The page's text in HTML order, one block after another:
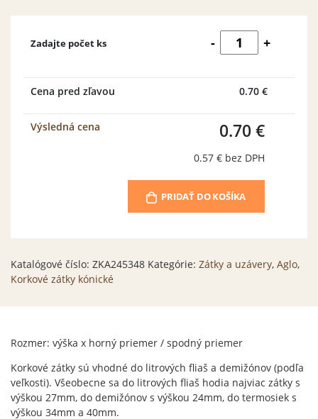
Zadajte počet ks -
Korková
AGLO
+
Cena pred zľavou 0.70 €
Výsledná cena 0.70 €
0.57 € bez DPH
PRIDAŤ DO KOŠÍKA
Katalógové číslo: ZKA245348 Kategórie: Zátky a uzávery, Aglo,
Korkové zátky kónické
Rozmer: výška x horný priemer / spodný priemer
Korkové zátky sú vhodné do litrových fliaš a demižónov (podľa
veľkosti). Všeobecne sa do litrových fliaš hodia najviac zátky s
výškou 27mm, do demižónov s výškou 24mm, do termosiek s
výškou 34mm a 40mm.